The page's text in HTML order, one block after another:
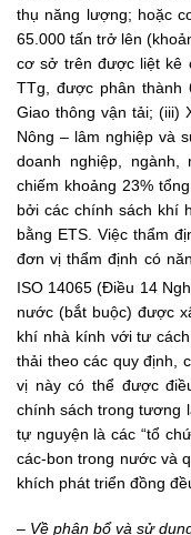
thụ năng lượng; hoặc
65.000 tấn trở lên
cơ sở trên được liệt kê
TTg, được phân
Giao thông vận tải; (iii)
Nông – lâm nghiệp và
doanh nghiệp,
chiếm khoảng 23%
bởi các chính sách khí
bằng ETS. Việc thẩm
đơn vị thẩm định có
ISO 14065 (Điều 14
nước (bắt buộc) được
khí nhà kính với tư
thải theo các quy định,
vị này có thể được
chính sách trong tương
tự nguyện là các “tổ
các-bon trong nước và
khích phát triển đồng
– Về phân bổ và sử